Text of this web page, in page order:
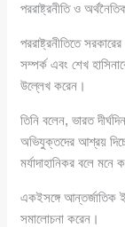
পররাষ্ট্রনীতি ও
পররাষ্ট্রনীতিতে
সম্পর্ক এবং শেখ
উল্লেখ করেন।
তিনি বলেন, ভারত
অভিযুক্তদের আশ্রয়
মর্যাদাহানিকর বলে মনে
একইসঙ্গে আন্তর্জাতিক
সমালোচনা করেন।